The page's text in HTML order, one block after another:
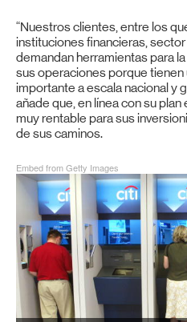
“Nuestros clientes, entre los
instituciones financieras,
demandan herramientas para
sus operaciones porque
importante a escala nacional y
añade que, en línea con su
muy rentable para sus
de sus caminos.
Embed from Getty Images